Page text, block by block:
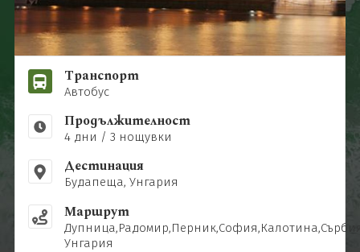
Почивки в България
Почивки и екскурзии до Дубай
Почивки в Италия
Нова година
0896 884 925
Последвайте ни
Транспорт
Автобус
Продължителност
4 дни / 3 нощувки
Дестинация
Будапеща, Унгария
Маршрут
Унгария